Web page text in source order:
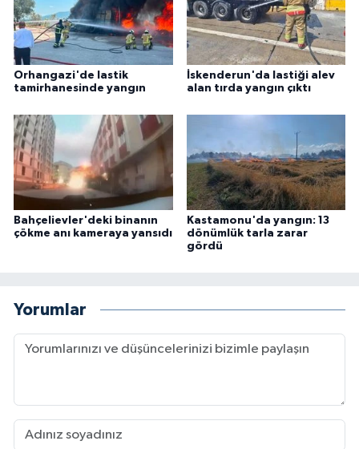
Orhangazi'de lastik
tamirhanesinde yangın
İskenderun'da lastiği alev
alan tırda yangın çıktı
Bahçelievler'deki binanın
çökme anı kameraya yansıdı
Kastamonu'da yangın: 13
dönümlük tarla zarar
gördü
Yorumlar